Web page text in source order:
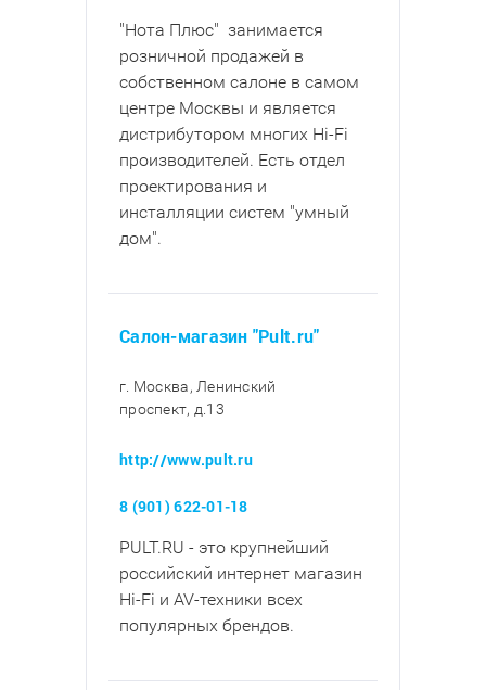
"Нота Плюс" занимается
розничной продажей в
собственном салоне в самом
центре Москвы и является
дистрибутором многих Hi-Fi
производителей. Есть отдел
проектирования и
инсталляции систем "умный
дом".
Салон-магазин "Pult.ru"
г. Москва, Ленинский
проспект, д.13
http://www.pult.ru
8 (901) 622-01-18
PULT.RU - это крупнейший
российский интернет магазин
Hi-Fi и AV-техники всех
популярных брендов.